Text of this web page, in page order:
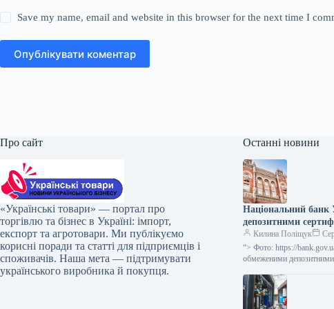
Save my name, email and website in this browser for the next time I
Опублікувати коментар
Про сайт
«Українські товари» — портал про
торгівлю та бізнес в Україні: імпорт,
експорт та агротовари. Ми публікуємо
корисні поради та статті для підприємців і
споживачів. Наша мета — підтримувати
українського виробника й покупця.
Останні новини
Національний банк
депозитними
Килина Поліщук
“> Фото: https://
обмеженими депозитними